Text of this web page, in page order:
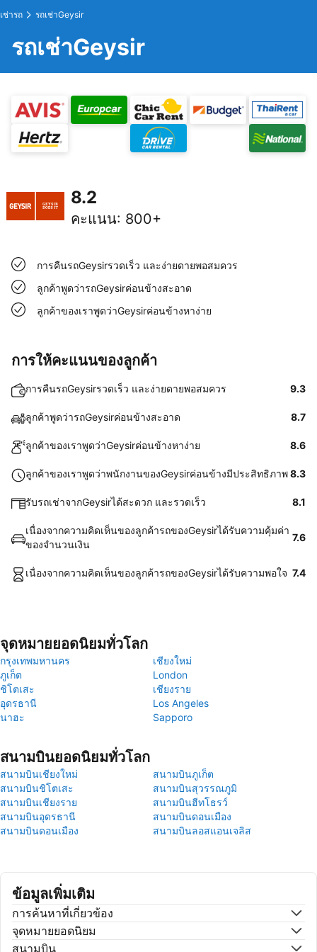
เช่ารถ รถเช่าGeysir
รถเช่าGeysir
8.2
คะแนน: 800+
การคืนรถGeysirรวดเร็ว และง่ายดายพอสมควร
ลูกค้าพูดว่ารถGeysirค่อนข้างสะอาด
ลูกค้าของเราพูดว่าGeysirค่อนข้างหาง่าย
การให้คะแนนของลูกค้า
การคืนรถGeysirรวดเร็ว และง่ายดายพอสมควร 9.3
ลูกค้าพูดว่ารถGeysirค่อนข้างสะอาด 8.7
ลูกค้าของเราพูดว่าGeysirค่อนข้างหาง่าย 8.6
ลูกค้าของเราพูดว่าพนักงานของGeysirค่อนข้างมีประสิทธิภาพ8.3
รับรถเช่าจากGeysirได้สะดวก และรวดเร็ว 8.1
เนื่องจากความคิดเห็นของลูกค้ารถของGeysirได้รับความคุ้มค่า
ของจำนวนเงิน
7.6
เนื่องจากความคิดเห็นของลูกค้ารถของGeysirได้รับความพอใจ 7.4
จุดหมายยอดนิยมทั่วโลก
กรุงเทพมหานคร
เชียงใหม่
ภูเก็ต
London
ชิโตเสะ
เชียงราย
อุดรธานี
Los Angeles
นาฮะ
Sapporo
สนามบินยอดนิยมทั่วโลก
สนามบินเชียงใหม่
สนามบินภูเก็ต
สนามบินชิโตเสะ
สนามบินสุวรรณภูมิ
สนามบินเชียงราย
สนามบินฮีทโธรว์
สนามบินอุดรธานี
สนามบินดอนเมือง
สนามบินดอนเมือง
สนามบินลอสแอนเจลิส
ข้อมูลเพิ่มเติม
การค้นหาที่เกี่ยวข้อง
จุดหมายยอดนิยม
สนามบิน